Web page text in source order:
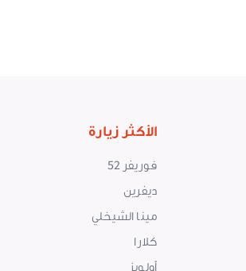
الأكثر زيارة
فوريفر 52
ديفرين
مينا الشيخلي
كلارا
أولويز